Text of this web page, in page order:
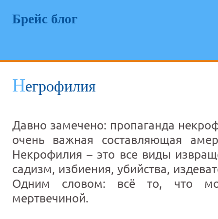
Брейс блог
Негрофилия
Давно замечено: пропаганда
очень важная составляющая
Некрофилия – это все виды
садизм, избиения, убийства,
Одним словом: всё то, что
мертвечиной.